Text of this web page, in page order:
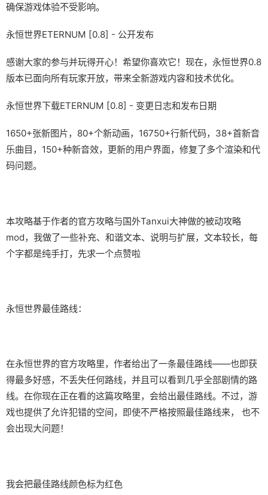
确保游戏体验不受影响。
永恒世界ETERNUM [0.8] - 公开发布
感谢大家的参与并玩得开心！希望你喜欢它！现在，永恒世界0.8
版本已面向所有玩家开放，带来全新游戏内容和技术优化。
永恒世界下载ETERNUM [0.8] - 变更日志和发布日期
1650+张新图片，80+个新动画，16750+行新代码，38+首新音
乐曲目，150+种新音效，更新的用户界面，修复了多个渲染和代
码问题。
本攻略基于作者的官方攻略与国外Tanxui大神做的被动攻略
mod，我做了一些补充、和谐文本、说明与扩展，文本较长，每
个字都是纯手打，先求一个点赞啦
永恒世界最佳路线：
在永恒世界的官方攻略里，作者给出了一条最佳路线——也即获
得最多好感，不丢失任何路线，并且可以看到几乎全部剧情的路
线。在你现在正在看的这篇攻略里，会给出最佳路线。不过，游
戏也提供了允许犯错的空间，即使不严格按照最佳路线来， 也不
会出现大问题！
我会把最佳路线颜色标为红色